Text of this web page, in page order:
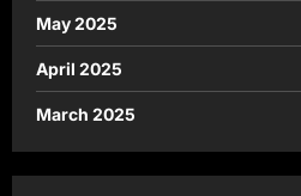
May 2025
April 2025
March 2025